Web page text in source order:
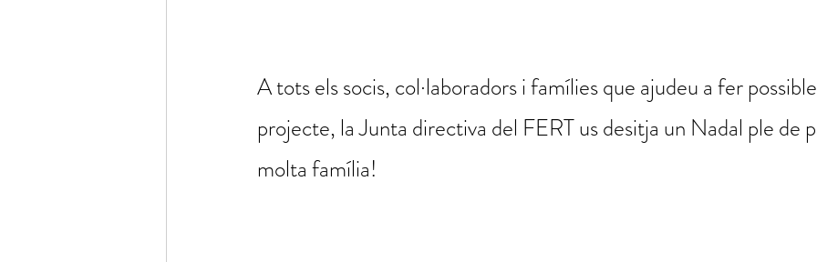
A tots els socis, col·laboradors i famílies que ajudeu a fer
projecte, la Junta directiva del FERT us desitja un Nadal ple de
molta família!